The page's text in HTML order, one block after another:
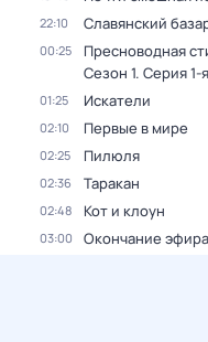
22:10 Славянский
00:25 Пресноводная
Сезон 1. Серия 1-я
01:25 Искатели
02:10 Первые в мире
02:25 Пилюля
02:36 Таракан
02:48 Кот и клоун
03:00 Окончание эфира